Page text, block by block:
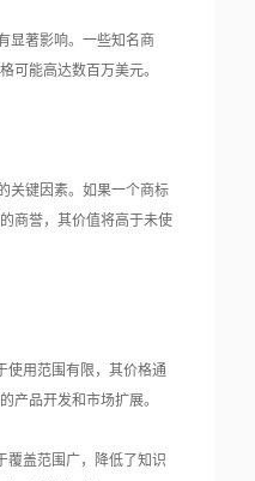
显著影响。一些知名商
可能高达数百万美元。
关键因素。如果一个商标
商誉，其价值将高于未使
使用范围有限，其价格通
产品开发和市场扩展。
覆盖范围广，降低了知识